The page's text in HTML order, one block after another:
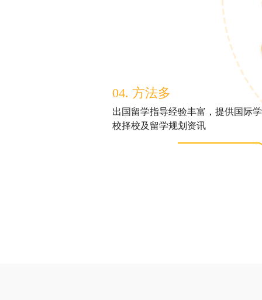
04. 方法多
出国留学指导经验丰富，提供国际学
校择校及留学规划资讯